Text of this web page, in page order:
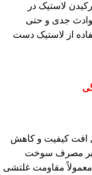
لاستیک در
جدی و حتی
از لاستیک دست
افت کیفیت و کاهش
بر مصرف سوخت
معمولاً مقاومت غلتشی